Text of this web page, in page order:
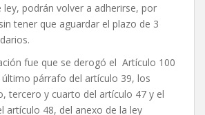
ley, podrán volver a adherirse, por
tener que aguardar el plazo de 3
fue que se derogó el Artículo 100
párrafo del artículo 39, los
tercero y cuarto del artículo 47 y el
artículo 48, del anexo de la ley